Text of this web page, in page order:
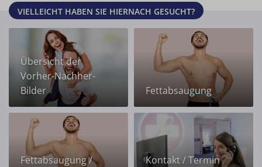
VIELLEICHT HABEN SIE HIERNACH GESUCHT?
Übersicht der
Vorher-Nachher-
Bilder
Fettabsaugung
Fettabsaugung /
Kontakt / Termin